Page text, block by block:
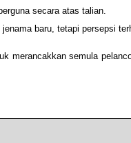
secara atas talian.
baru, tetapi persepsi
merancakkan semula